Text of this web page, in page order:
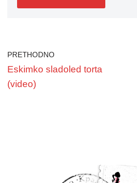
PRETHODNO
Eskimko sladoled torta
(video)